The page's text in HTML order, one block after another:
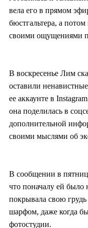
вела его в прямом
бюстгальтера, а потом
своими ощущениями
В воскресенье Лим
оставили
ее аккаунте в
она поделилась в
дополнительной
своими мыслями об
В сообщении в
что поначалу ей было
покрывала свою
шарфом, даже когда
фотостудии.